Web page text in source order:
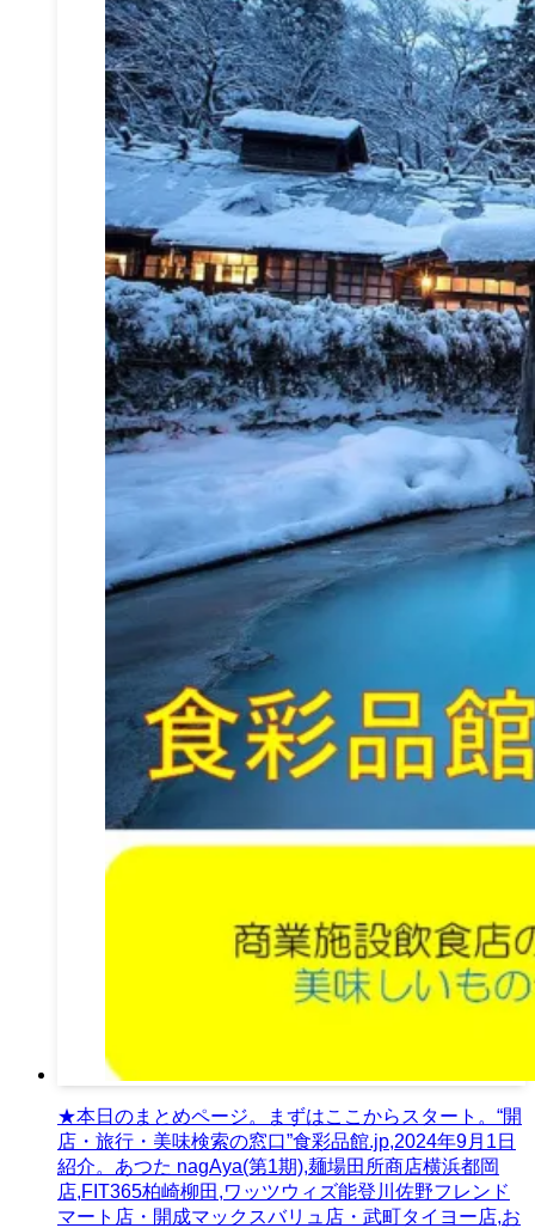
★本日のまとめページ。まずはここからスタート。“開
店・旅行・美味検索の窓口”食彩品館.jp,2024年9月1日
紹介。あつた nagAya(第1期),麺場田所商店横浜都岡
店,FIT365柏崎柳田,ワッツウィズ能登川佐野フレンド
マート店・開成マックスバリュ店・武町タイヨー店,お